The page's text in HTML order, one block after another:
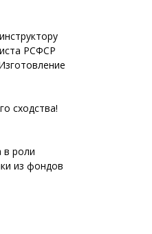
РСФСР
сходства!
в роли
из фондов